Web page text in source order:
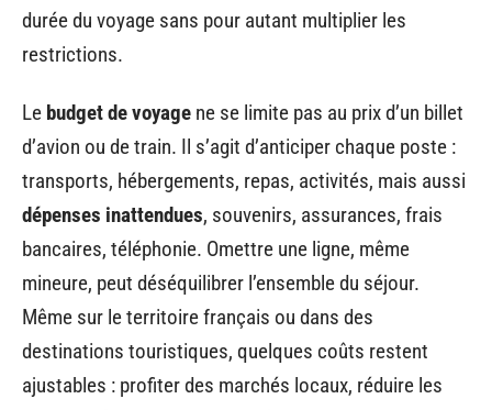
durée du voyage sans pour autant multiplier les
restrictions.
Le budget de voyage ne se limite pas au prix d’un billet
d’avion ou de train. Il s’agit d’anticiper chaque poste :
transports, hébergements, repas, activités, mais aussi
dépenses inattendues, souvenirs, assurances, frais
bancaires, téléphonie. Omettre une ligne, même
mineure, peut déséquilibrer l’ensemble du séjour.
Même sur le territoire français ou dans des
destinations touristiques, quelques coûts restent
ajustables : profiter des marchés locaux, réduire les